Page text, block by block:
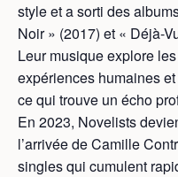
style et a sorti des
Noir » (2017) et « Déjà-
Leur musique explore
expériences humaines
ce qui trouve un écho
En 2023, Novelists
l’arrivée de Camille
singles qui cumulent